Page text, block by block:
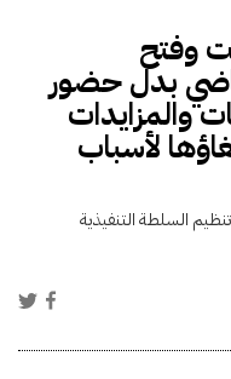
وفتح
بدل حضور
والمزايدات
لأسباب
تنظيم السلطة التنفيذية